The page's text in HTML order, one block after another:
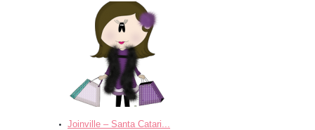
Joinville – Santa Catari...